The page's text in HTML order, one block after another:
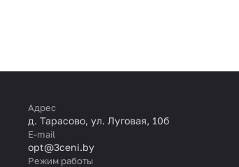
Адрес
д. Тарасово, ул. Луговая, 10б
E-mail
opt@3ceni.by
Режим работы